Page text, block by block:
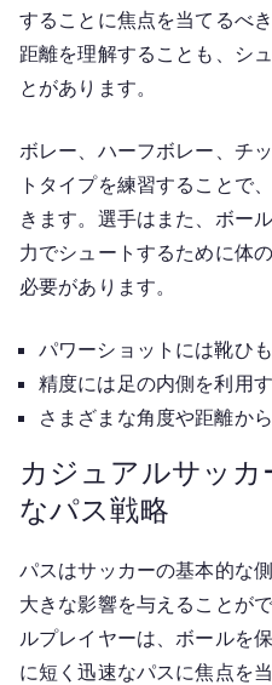
することに焦点を当てるべ
距離を理解することも、シ
とがあります。
ボレー、ハーフボレー、チ
トタイプを練習することで
きます。選手はまた、ボー
力でシュートするために体
必要があります。
パワーショットには靴ひ
精度には足の内側を利用す
さまざまな角度や距離か
カジュアルサッ
なパス戦略
パスはサッカーの基本的な
大きな影響を与えることが
ルプレイヤーは、ボールを
に短く迅速なパスに焦点を